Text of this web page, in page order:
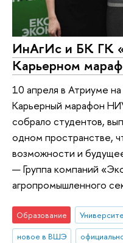
ИнАгИс и БК ГК
Карьерном
10 апреля в Атриуме
Карьерный марафон
собрало студентов,
одном пространстве,
возможности и
— Группа компаний
агропромышленного
Образование
новое в ВШЭ